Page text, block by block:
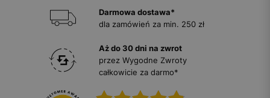
Darmowa dostawa*
dla zamówień za min. 250 zł
Aż do 30 dni na zwrot
przez Wygodne Zwroty
całkowicie za darmo*